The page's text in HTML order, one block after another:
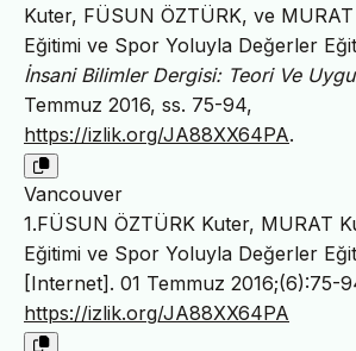
Kuter, FÜSUN ÖZTÜRK, ve
Eğitimi ve Spor Yoluyla Değerler
İnsani Bilimler Dergisi: Teori Ve
Temmuz 2016, ss. 75-94,
https://izlik.org/JA88XX64PA.
Vancouver
1.FÜSUN ÖZTÜRK Kuter, MURAT
Eğitimi ve Spor Yoluyla Değerler
[Internet]. 01 Temmuz 2016;(6):75-
https://izlik.org/JA88XX64PA